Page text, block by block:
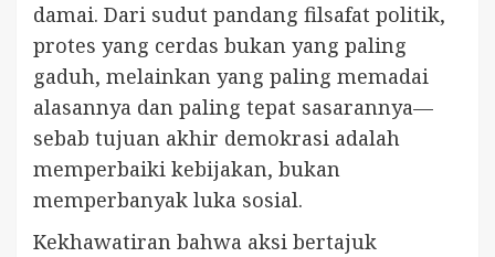
damai. Dari sudut pandang filsafat politik,
protes yang cerdas bukan yang paling
gaduh, melainkan yang paling memadai
alasannya dan paling tepat sasarannya—
sebab tujuan akhir demokrasi adalah
memperbaiki kebijakan, bukan
memperbanyak luka sosial.
Kekhawatiran bahwa aksi bertajuk